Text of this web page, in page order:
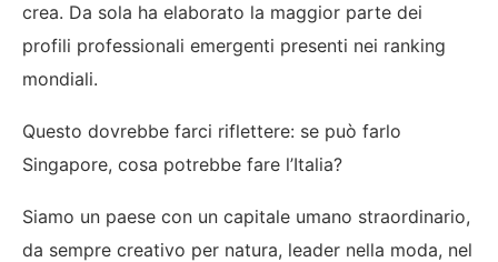
crea. Da sola ha elaborato la maggior parte dei
profili professionali emergenti presenti nei ranking
mondiali.
Questo dovrebbe farci riflettere: se può farlo
Singapore, cosa potrebbe fare l’Italia?
Siamo un paese con un capitale umano straordinario,
da sempre creativo per natura, leader nella moda, nel